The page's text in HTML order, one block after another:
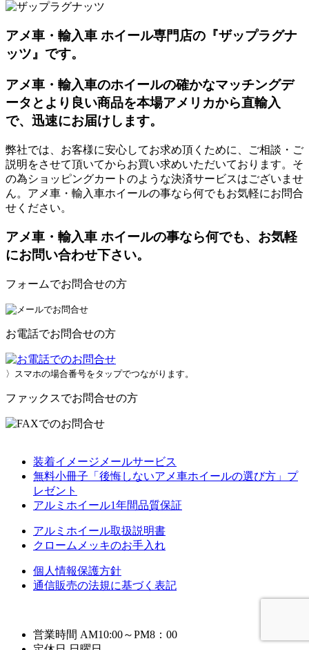
アメ車・輸入車 ホイール専門店の『ザップラグナ
ッツ』です。
アメ車・輸入車のホイールの確かなマッチングデ
ータとより良い商品を本場アメリカから直輸入
で、迅速にお届けします。
弊社では、お客様に安心してお求め頂くために、ご相談・ご
説明をさせて頂いてからお買い求めいただいております。そ
の為ショッピングカートのような決済サービスはございませ
ん。アメ車・輸入車ホイールの事なら何でもお気軽にお問合
せください。
アメ車・輸入車 ホイールの事なら何でも、お気軽
にお問い合わせ下さい。
フォームでお問合せの方
お電話でお問合せの方
〉スマホの場合番号をタップでつながります。
ファックスでお問合せの方
装着イメージメールサービス
無料小冊子「後悔しないアメ車ホイールの選び方」プ
レゼント
アルミホイール1年間品質保証
アルミホイール取扱説明書
クロームメッキのお手入れ
個人情報保護方針
通信販売の法規に基づく表記
営業時間 AM10:00～PM8：00